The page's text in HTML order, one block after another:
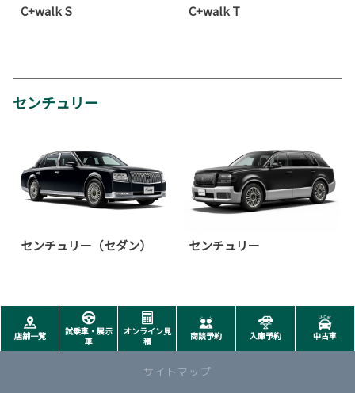
C+walk S C+walk T
センチュリー
センチュリー（セダン） センチュリー
店舗一覧
試乗車・展示
車
オンライン見
積
商談予約 入庫予約 中古車
サイトマップ